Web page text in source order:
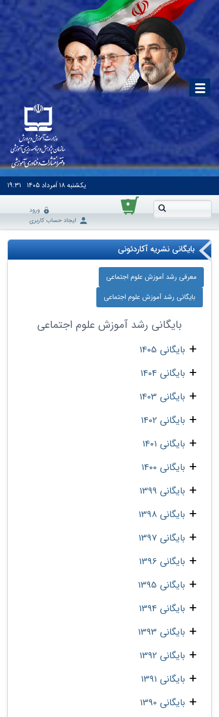
یکشنبه۱۸ اَمرداد ۱۴۰۵ ۱۹:۳۱
۰
ورود
ایجاد حساب کاربری
بایگانی نشریه آکاردئونی
معرفی رشد آموزش علوم اجتماعی
بایگانی رشد آموزش علوم اجتماعی
بایگانی رشد آموزش علوم اجتماعی
بایگانی 1405
بایگانی 1404
بایگانی 1403
بایگانی 1402
بایگانی 1401
بایگانی 1400
بایگانی 1399
بایگانی 1398
بایگانی 1397
بایگانی 1396
بایگانی 1395
بایگانی 1394
بایگانی 1393
بایگانی 1392
بایگانی 1391
بایگانی 1390